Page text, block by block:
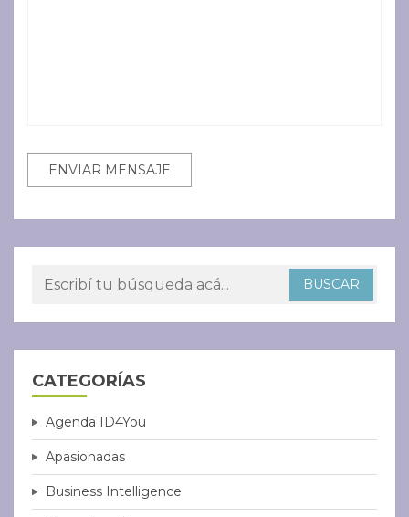
CATEGORÍAS
Agenda ID4You
Apasionadas
Business Intelligence